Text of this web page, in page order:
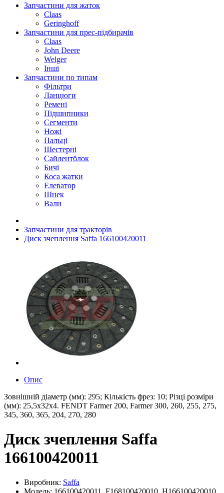
Запчастини для жаток
Claas
Geringhoff
Запчастини для прес-підбирачів
Claas
John Deere
Welger
Інші
Запчастини по типам
Фільтри
Ланцюги
Ремені
Підшипники
Сегменти
Ножі
Пальці
Шестерні
Сайлентблок
Бичі
Коса жатки
Елеватор
Шнек
Вали
Запчастини для тракторів
Диск зчеплення Saffa 166100420011
Опис
Зовнішній діаметр (мм): 295; Кількість фрез: 10; Різці розміри
(мм): 25,5x32x4. FENDT Farmer 200, Farmer 300, 260, 255, 275,
345, 360, 365, 204, 270, 280
Диск зчеплення Saffa
166100420011
Виробник: Saffa
Модель: 166100420011, F168100420010, H166100420010,